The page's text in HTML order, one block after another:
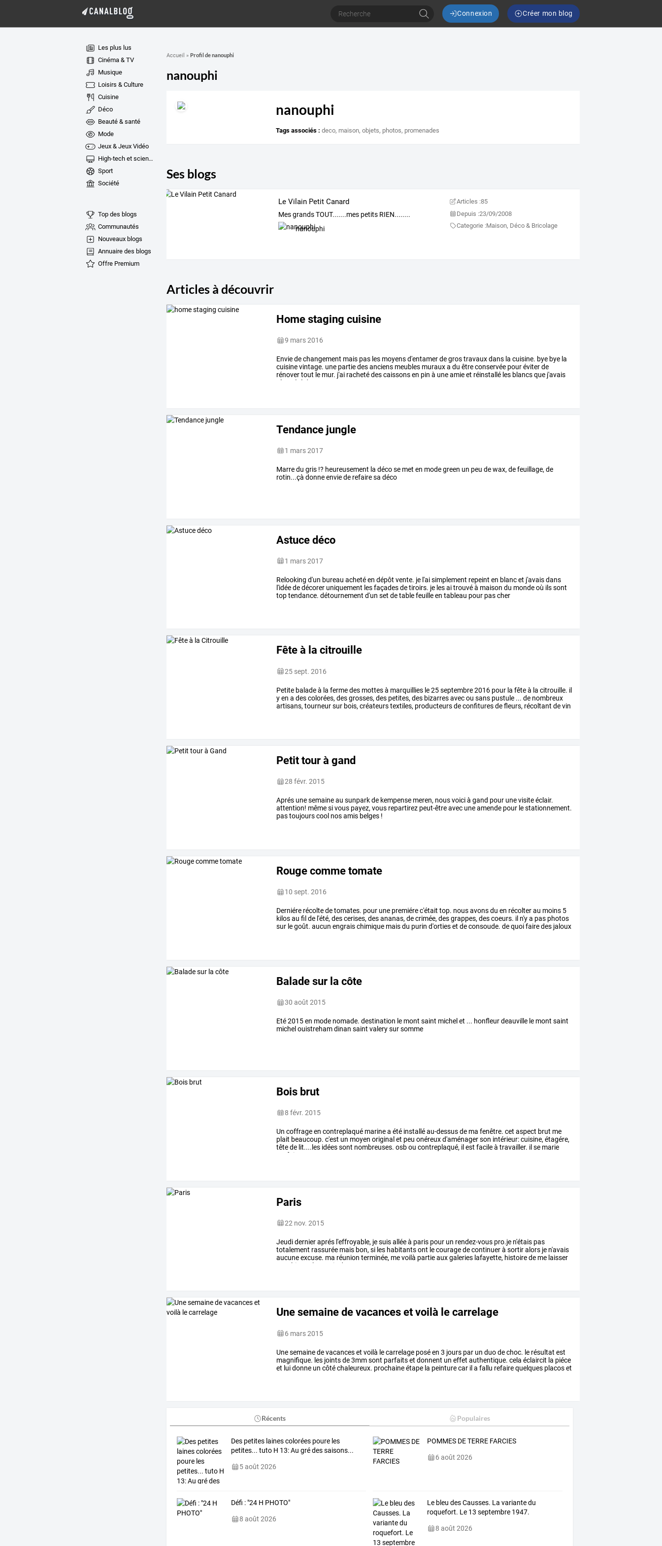
Connexion Créer mon blog
Les plus lus
Cinéma & TV
Musique
Loisirs & Culture
Cuisine
Déco
Beauté & santé
Mode
Jeux & Jeux Vidéo
High-tech et sciences
Sport
Société
Top des blogs
Communautés
Nouveaux blogs
Annuaire des blogs
Offre Premium
Accueil » Profil de nanouphi
nanouphi
nanouphi
Tags associés : deco, maison,objets, photos, promenades
Ses blogs
Le Vilain Petit Canard
Mes grands TOUT.......mes petits RIEN........
nanouphi
Articles :85
Depuis :23/09/2008
Categorie :Maison, Déco & Bricolage
Articles à découvrir
Home staging cuisine
9 mars 2016
Enviedechangement mais pas les moyensd'entamerdegrostravauxdans la cuisine. bye bye la
cuisinevintage. une partiedesanciens meubles murauxa du êtreconservée pouréviterde
rénovertout le mur. j'ai rachetédescaissonsen pin à uneamieet réinstallé les blancsque j'avais
récupéré dans
Tendance jungle
1 mars 2017
Marre du gris !? heureusement la déco se met en mode green un peu de wax, de feuillage, de
rotin...çà donne envie de refaire sa déco
Astuce déco
1 mars 2017
Relooking d'un bureau acheté en dépôt vente. je l'ai simplement repeint en blanc et j'avais dans
l'idée de décorer uniquement les façades de tiroirs. je les ai trouvé à maison du monde où ils sont
top tendance. détournement d'un set de table feuille en tableau pour pas cher
Fête à la citrouille
25 sept. 2016
Petite baladeà la fermedes mottesà marquillies le25septembre2016 pour la fêteà la citrouille. il
yen a descolorées, desgrosses, des petites, des bizarresavecou sans pustule ... de nombreux
artisans, tourneursur bois, créateurstextiles, producteursdeconfituresdefleurs, récoltant devin
Petit tour à gand
28 févr. 2015
Aprés une semaine au sunpark de kempense meren, nous voici à gand pour une visite éclair.
attention! même si vous payez, vous repartirez peut-être avec une amende pour le stationnement.
pas toujours cool nos amis belges !
Rouge comme tomate
10 sept. 2016
Derniére récolte de tomates. pour une premiére c'était top. nous avons du en récolter au moins 5
kilos au fil de l'été, des cerises, des ananas, de crimée, des grappes, des coeurs. il n'y a pas photos
sur le goût. aucun engrais chimique mais du purin d'orties et de consoude. de quoi faire des jaloux
Balade sur la côte
30 août 2015
Eté 2015 en mode nomade. destination le mont saint michel et ... honfleur deauville le mont saint
michel ouistreham dinan saint valery sur somme
Bois brut
8 févr. 2015
Un coffrageen contreplaqué marinea été installéau-dessusde ma fenêtre. cet aspect brut me
plait beaucoup. c'est un moyen original et peu onéreuxd'aménagerson intérieur:cuisine, étagére,
têtede lit....les idéessont nombreuses. osbou contreplaqué, il est facileà travailler. il se marie
parfaitement
Paris
22 nov. 2015
Jeudidernieraprés l'effroyable, jesuisalléeà paris pour un rendez-vous pro.je n'étais pas
totalement rassurée mais bon, si les habitantsont lecouragedecontinuerà sortiralors je n'avais
aucuneexcuse. ma réunion terminée, mevoilà partieauxgaleries lafayette, histoirede me laisser
envahir
la magie de
Une semaine de vacances et voilà le carrelage
6 mars 2015
Une semaine de vacances et voilà le carrelage posé en 3 jours par un duo de choc. le résultat est
magnifique. les joints de 3mm sont parfaits et donnent un effet authentique. cela éclaircit la piéce
et lui donne un côté chaleureux. prochaine étape la peinture car il a fallu refaire quelques placos et
Récents Populaires
Des petites laines colorées poure les
petites... tuto H 13: Au gré des saisons...
5 août 2026
POMMES DE TERRE FARCIES
6 août 2026
Défi : "24 H PHOTO"
8 août 2026
Le bleu des Causses. La variante du
roquefort. Le 13 septembre 1947.
8 août 2026